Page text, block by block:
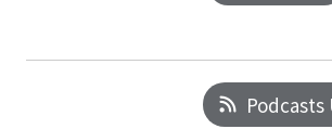
Podcasts